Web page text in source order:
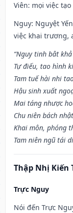
Viên: mọi việc
Nguy: Nguyệt
việc khai trương,
“Nguy tinh bât
Tự điếu, tao hình
Tam tuế hài nhi
Hậu sinh xuất
Mai táng nhược
Chu niên bách
Khai môn, phóng
Tam niên ngũ tái
Thập Nhị Kiến
Trực Nguy
Nói đến Trực